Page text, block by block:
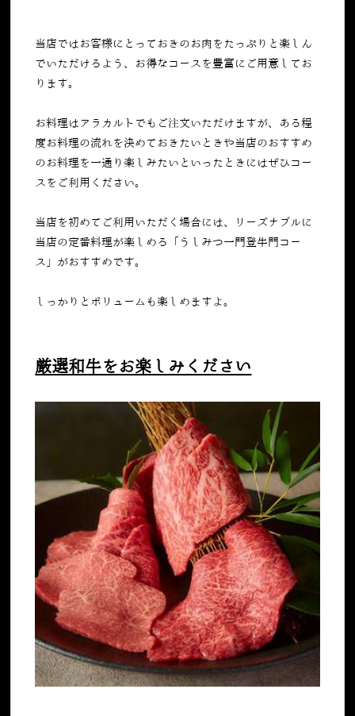
当店ではお客様にとっておきのお肉をたっぷりと楽しん
でいただけるよう、お得なコースを豊富にご用意してお
ります。
お料理はアラカルトでもご注文いただけますが、ある程
度お料理の流れを決めておきたいときや当店のおすすめ
のお料理を一通り楽しみたいといったときにはぜひコー
スをご利用ください。
当店を初めてご利用いただく場合には、リーズナブルに
当店の定番料理が楽しめる「うしみつ一門登牛門コー
ス」がおすすめです。
しっかりとボリュームも楽しめますよ。
厳選和牛をお楽しみください